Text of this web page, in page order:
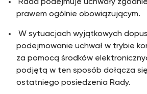
Rada podejmuje uchwały
prawem ogólnie obowiązującym.
W sytuacjach wyjątkowych
podejmowanie uchwał w trybie
za pomocą środków
podjętą w ten sposób dołącza
ostatniego posiedzenia Rady.